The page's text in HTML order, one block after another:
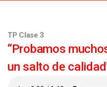
TP Clase 3
“Probamos
un salto de